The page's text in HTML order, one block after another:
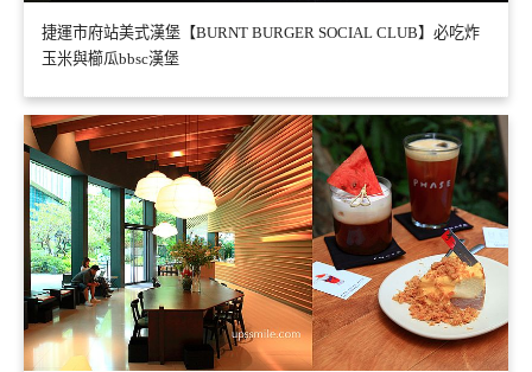
捷運市府站美式漢堡【BURNT BURGER SOCIAL CLUB】必吃炸
玉米與櫛瓜bbsc漢堡